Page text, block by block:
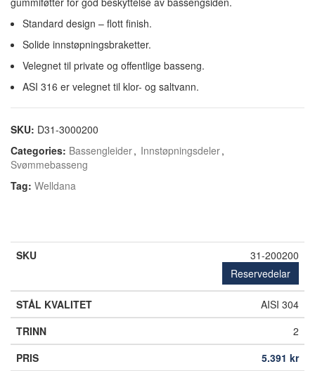
Standard design – flott finish.
Solide innstøpningsbraketter.
Velegnet til private og offentlige basseng.
ASI 316 er velegnet til klor- og saltvann.
SKU: D31-3000200
Categories: Bassengleider, Innstøpningsdeler,
Svømmebasseng
Tag: Welldana
31-200200
Reservedelar
AISI 304
2
5.391 kr